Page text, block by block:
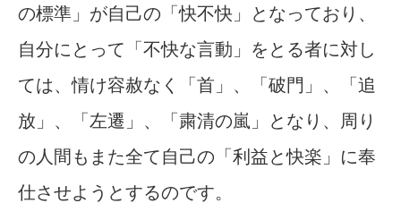
の標準」が自己の「快不快」となっており、
自分にとって「不快な言動」をとる者に対し
ては、情け容赦なく「首」、「破門」、「追
放」、「左遷」、「粛清の嵐」となり、周り
の人間もまた全て自己の「利益と快楽」に奉
仕させようとするのです。